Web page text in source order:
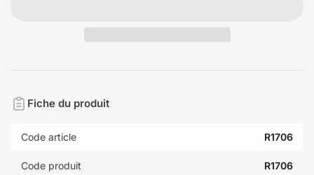
Fiche du produit
Code article R1706
Code produit R1706